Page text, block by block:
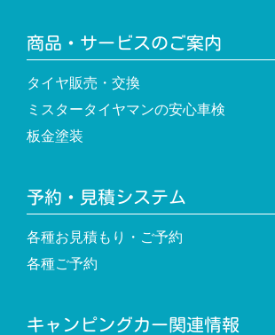
商品・サービスのご案内
タイヤ販売・交換
ミスタータイヤマンの安心車検
板金塗装
予約・見積システム
各種お見積もり・ご予約
各種ご予約
キャンピングカー関連情報